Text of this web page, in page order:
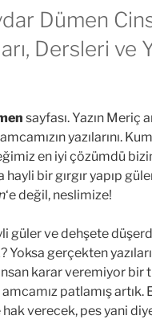
Dümen
Dersleri ve
sayfası. Yazın Meriç
amcamızın yazılarını.
en iyi çözümdü
bir gırgır yapıp
‘e değil, neslimize!
güler ve dehşete
gerçekten
karar veremiyor bir
amcamız patlamış artık.
verecek, pes yani